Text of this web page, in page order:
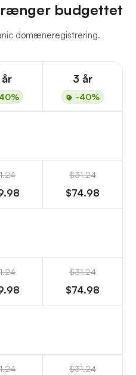
budgettet
domæneregistrering.
3 år
-40%
$31.24
$74.98
$31.24
$74.98
$31.24